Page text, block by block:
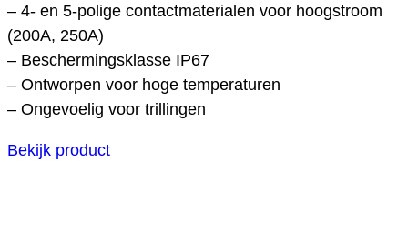
– 4- en 5-polige contactmaterialen voor hoogstroom
(200A, 250A)
– Beschermingsklasse IP67
– Ontworpen voor hoge temperaturen
– Ongevoelig voor trillingen
Bekijk product